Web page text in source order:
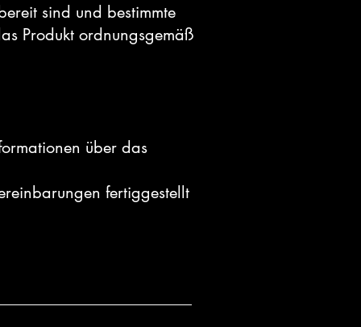
sind und bestimmte
Produkt ordnungsgemäß
über das
fertiggestellt